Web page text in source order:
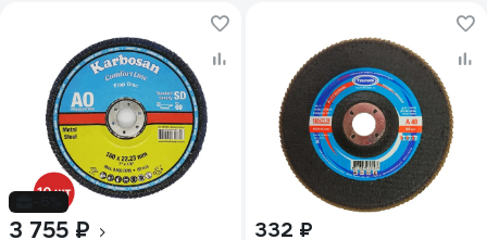
3 755 ₽ 332 ₽